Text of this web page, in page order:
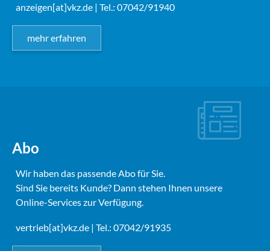
anzeigen[at]vkz.de | Tel.: 07042/91940
mehr erfahren
Abo
Wir haben das passende Abo für Sie.
Sind Sie bereits Kunde? Dann stehen Ihnen unsere
Online-Services zur Verfügung.
vertrieb[at]vkz.de | Tel.: 07042/91935